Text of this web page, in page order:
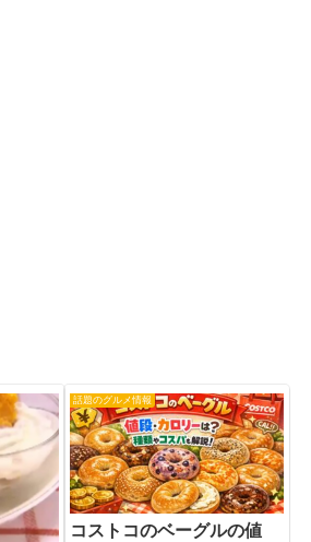
話題のグルメ情報
コストコのベーグルの値